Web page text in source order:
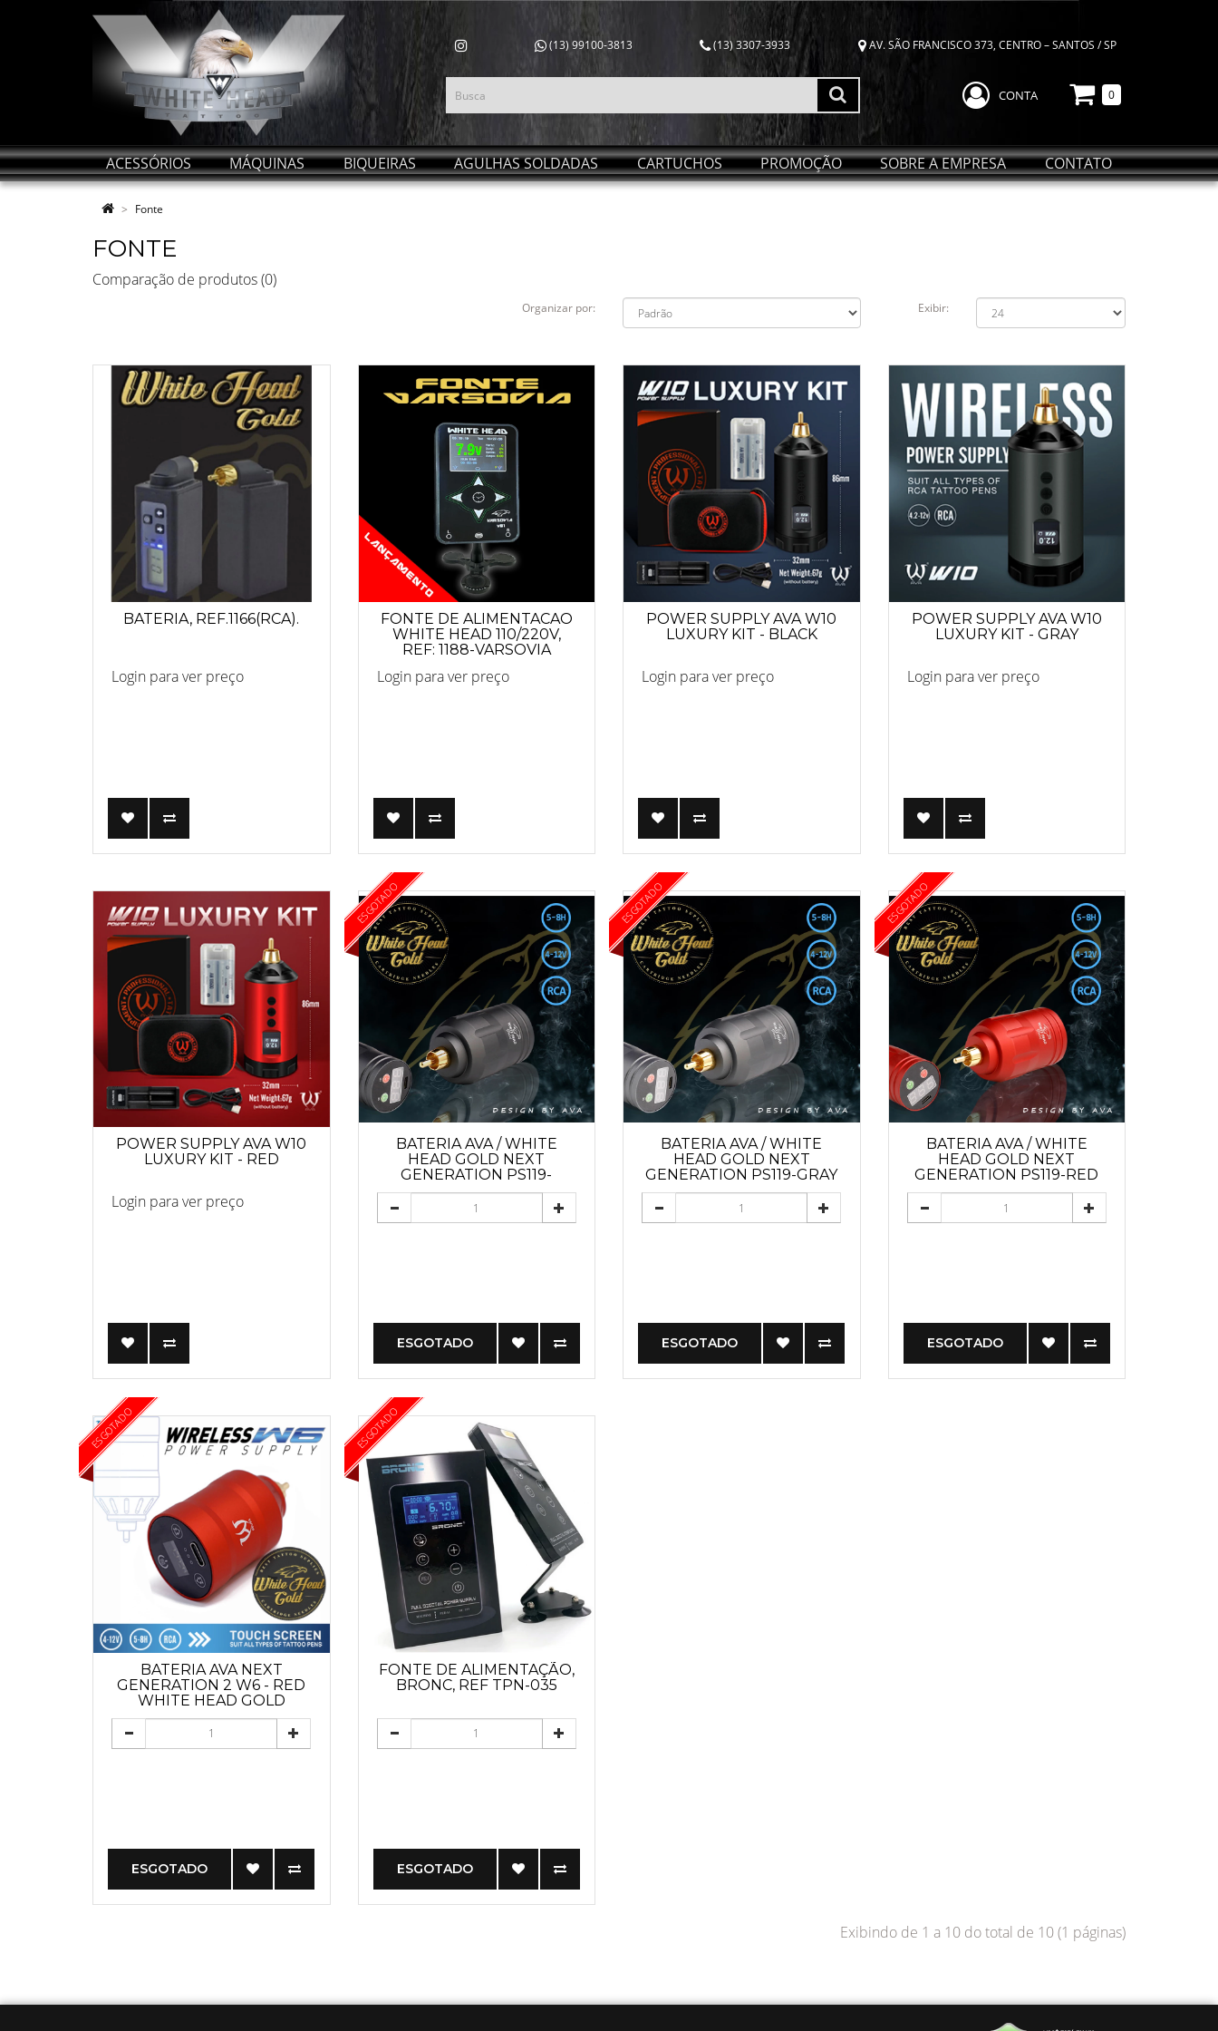
(13) 99100-3813 (13) 3307-3933 AV. SÃO FRANCISCO 373, CENTRO – SANTOS / SP
CONTA 0
ACESSÓRIOS MÁQUINAS BIQUEIRAS AGULHAS SOLDADAS CARTUCHOS PROMOÇÃO SOBRE A EMPRESA CONTATO
Fonte
FONTE
Comparação de produtos (0)
Organizar por: Exibir:
BATERIA, REF.1166(RCA).
Login para ver preço
FONTE DE ALIMENTACAO
WHITE HEAD 110/220V,
REF: 1188-VARSOVIA
Login para ver preço
POWER SUPPLY AVA W10
LUXURY KIT - BLACK
Login para ver preço
POWER SUPPLY AVA W10
LUXURY KIT - GRAY
Login para ver preço
POWER SUPPLY AVA W10
LUXURY KIT - RED
Login para ver preço
ESGOTADO
BATERIA AVA / WHITE
HEAD GOLD NEXT
GENERATION PS119-
BLACK
ESGOTADO
ESGOTADO
BATERIA AVA / WHITE
HEAD GOLD NEXT
GENERATION PS119-GRAY
ESGOTADO
ESGOTADO
BATERIA AVA / WHITE
HEAD GOLD NEXT
GENERATION PS119-RED
ESGOTADO
ESGOTADO
BATERIA AVA NEXT
GENERATION 2 W6 - RED
WHITE HEAD GOLD
ESGOTADO
ESGOTADO
FONTE DE ALIMENTAÇÃO,
BRONC, REF TPN-035
ESGOTADO
Exibindo de 1 a 10 do total de 10 (1 páginas)